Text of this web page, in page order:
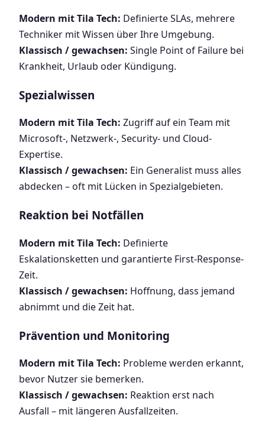
Modern mit Tila Tech: Definierte SLAs, mehrere
Techniker mit Wissen über Ihre Umgebung.
Klassisch / gewachsen: Single Point of Failure bei
Krankheit, Urlaub oder Kündigung.
Spezialwissen
Modern mit Tila Tech: Zugriff auf ein Team mit
Microsoft-, Netzwerk-, Security- und Cloud-
Expertise.
Klassisch / gewachsen: Ein Generalist muss alles
abdecken – oft mit Lücken in Spezialgebieten.
Reaktion bei Notfällen
Modern mit Tila Tech: Definierte
Eskalationsketten und garantierte First-Response-
Zeit.
Klassisch / gewachsen: Hoffnung, dass jemand
abnimmt und die Zeit hat.
Prävention und Monitoring
Modern mit Tila Tech: Probleme werden erkannt,
bevor Nutzer sie bemerken.
Klassisch / gewachsen: Reaktion erst nach
Ausfall – mit längeren Ausfallzeiten.